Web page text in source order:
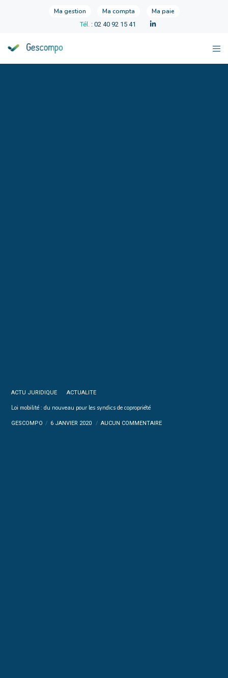
Ma gestion Ma compta Ma paie
Tél. : 02 40 92 15 41
ACTU JURIDIQUE ACTUALITE
Loi mobilité : du nouveau pour les syndics de copropriété
GESCOMPO 6 JANVIER 2020 AUCUN COMMENTAIRE